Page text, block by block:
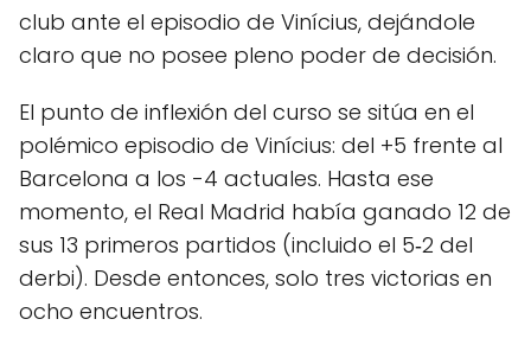
club ante el episodio de Vinícius, dejándole
claro que no posee pleno poder de decisión.
El punto de inflexión del curso se sitúa en el
polémico episodio de Vinícius: del +5 frente al
Barcelona a los -4 actuales. Hasta ese
momento, el Real Madrid había ganado 12 de
sus 13 primeros partidos (incluido el 5‑2 del
derbi). Desde entonces, solo tres victorias en
ocho encuentros.